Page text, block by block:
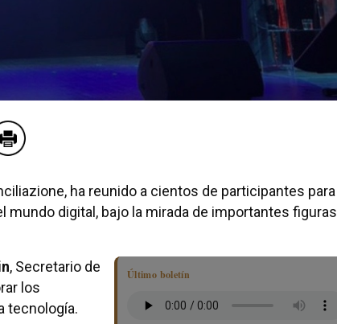
ha reunido a cientos de participantes para
mundo digital, bajo la mirada de importantes figuras
Último boletín
, Secretario de
los
tecnología.